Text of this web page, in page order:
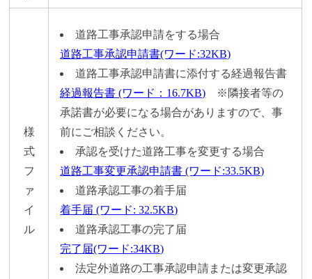
様
式
フ
ァ
イ
ル
道路工事承認申請をする場合
道路工事承認申請書(ワード:32KB)
道路工事承認申請書に添付する経過報告書
経過報告書 (ワード：16.7KB) ※隣接者等の
承諾書が必要になる場合がありますので、事
前にご相談ください。
承認を受けた道路工事を変更する場合
道路工事変更承認申請書 (ワード:33.5KB)
道路承認工事の着手届
着手届 (ワード: 32.5KB)
道路承認工事の完了届
完了届(ワード:34KB)
法定外道路の工事承認申請または変更承認